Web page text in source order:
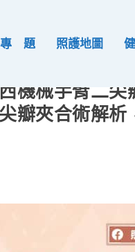
專 題 照護地圖
機械手臂二
瓣夾合術解